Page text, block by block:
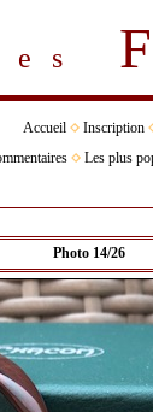
Accueil Inscription
Les plus
Photo 14/26